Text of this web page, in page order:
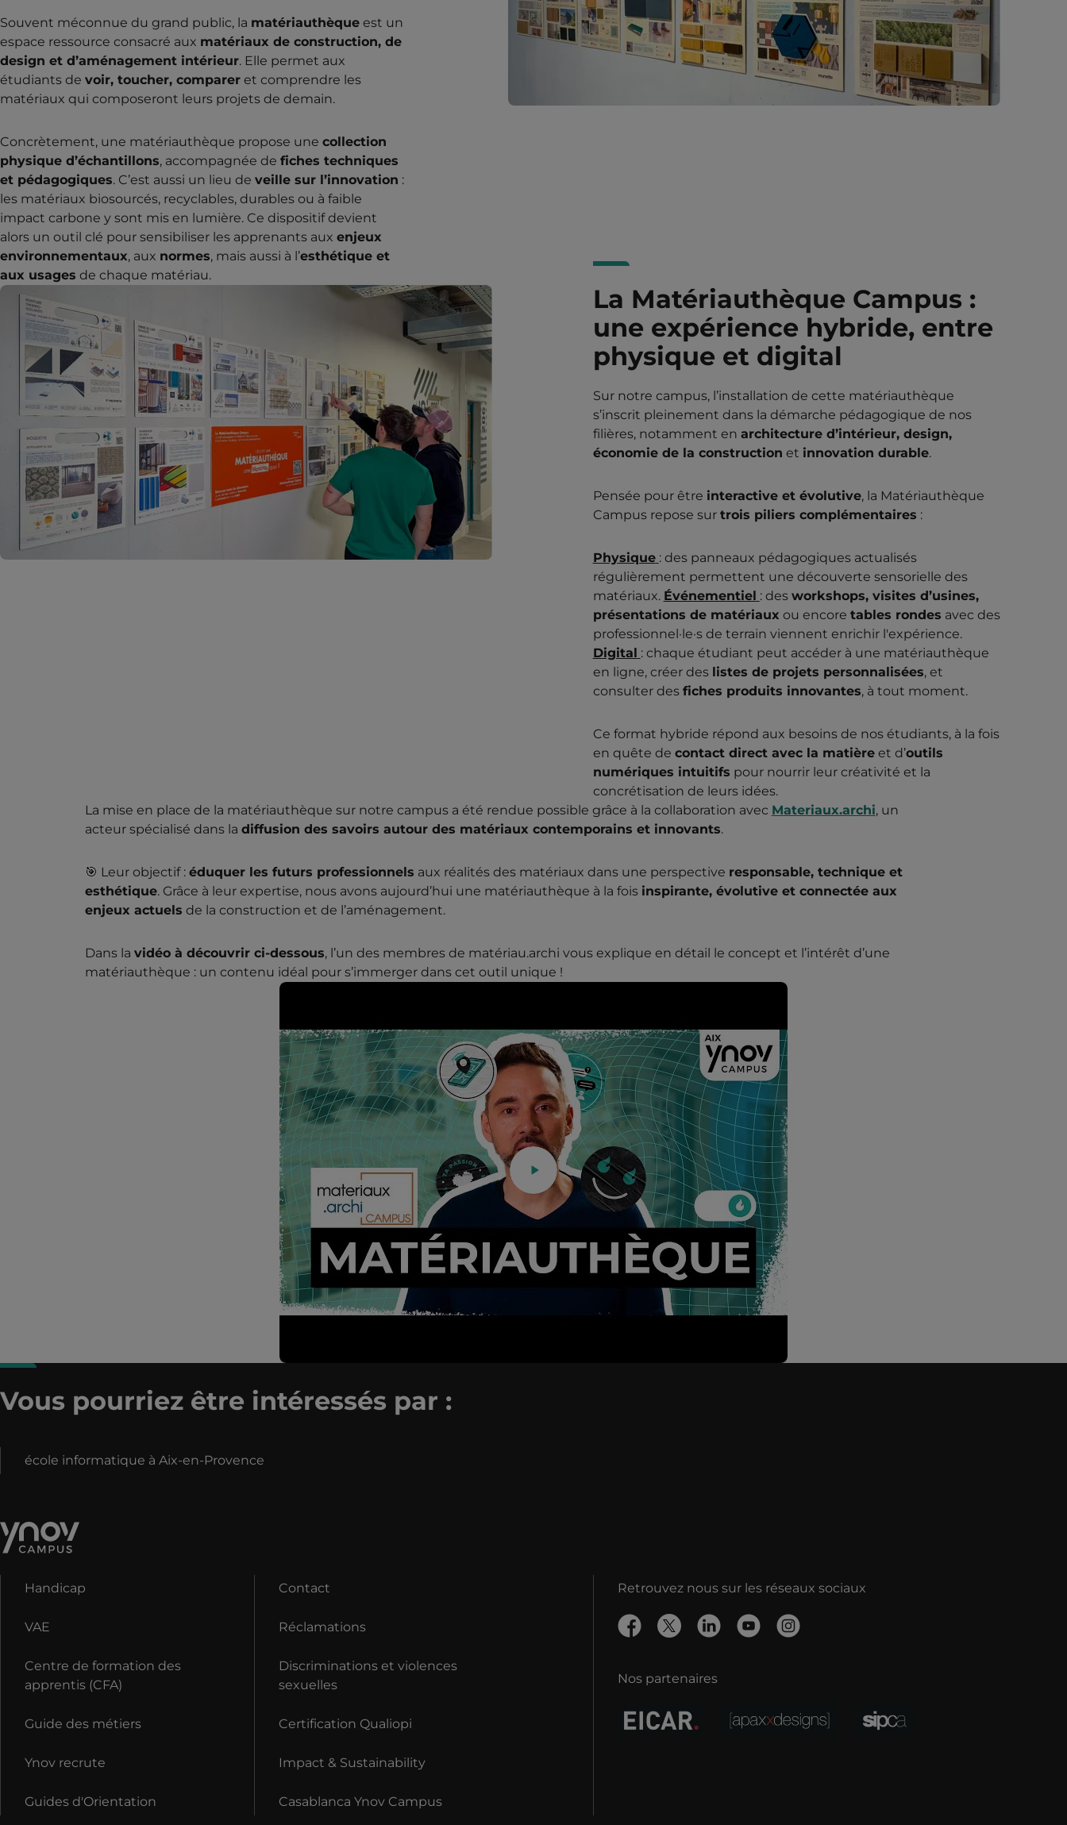
Souvent méconnue du grand public, la matériauthèque est un
espace ressource consacré aux matériaux de construction, de
design et d’aménagement intérieur. Elle permet aux
étudiants de voir, toucher, comparer et comprendre les
matériaux qui composeront leurs projets de demain.
Concrètement, une matériauthèque propose une collection
physique d’échantillons, accompagnée de fiches techniques
et pédagogiques. C’est aussi un lieu de veille sur l’innovation :
les matériaux biosourcés, recyclables, durables ou à faible
impact carbone y sont mis en lumière. Ce dispositif devient
alors un outil clé pour sensibiliser les apprenants aux enjeux
environnementaux, aux normes, mais aussi à l’esthétique et
aux usages de chaque matériau.
La Matériauthèque Campus :
une expérience hybride, entre
physique et digital
Sur notre campus, l’installation de cette matériauthèque
s’inscrit pleinement dans la démarche pédagogique de nos
filières, notamment en architecture d’intérieur, design,
économie de la construction et innovation durable.
Pensée pour être interactive et évolutive, la Matériauthèque
Campus repose sur trois piliers complémentaires :
Physique : des panneaux pédagogiques actualisés
régulièrement permettent une découverte sensorielle des
matériaux. Événementiel : des workshops, visites d’usines,
présentations de matériaux ou encore tables rondes avec des
professionnel·le·s de terrain viennent enrichir l'expérience.
Digital : chaque étudiant peut accéder à une matériauthèque
en ligne, créer des listes de projets personnalisées, et
consulter des fiches produits innovantes, à tout moment.
Ce format hybride répond aux besoins de nos étudiants, à la fois
en quête de contact direct avec la matièreet d’outils
numériques intuitifs pour nourrir leur créativité et la
concrétisation de leurs idées.
La mise en place de la matériauthèque sur notre campus a été rendue possible grâce à la collaboration avec Materiaux.archi, un
acteur spécialisé dans la diffusion des savoirs autour des matériaux contemporains et innovants.
🎯 Leur objectif : éduquer les futurs professionnels aux réalités des matériaux dans une perspective responsable, technique et
esthétique. Grâce à leur expertise, nous avons aujourd’hui une matériauthèque à la fois inspirante, évolutive et connectée aux
enjeux actuels de la construction et de l’aménagement.
Dans la vidéo à découvrir ci-dessous, l’un des membres de matériau.archi vous explique en détail le concept et l’intérêt d’une
matériauthèque : un contenu idéal pour s’immerger dans cet outil unique !
Vous pourriez être intéressés par :
école informatique à Aix-en-Provence
Handicap
VAE
Centre de formation des
apprentis (CFA)
Guide des métiers
Ynov recrute
Guides d'Orientation
Contact
Réclamations
Discriminations et violences
sexuelles
Certification Qualiopi
Impact & Sustainability
Casablanca Ynov Campus
Retrouvez nous sur les réseaux sociaux
Nos partenaires